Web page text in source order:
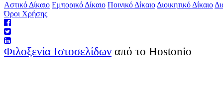
Αστικό Δίκαιο Εμπορικό Δίκαιο Ποινικό Δίκαιο Διοικητικό Δίκαιο
Όροι Χρήσης
Φιλοξενία Ιστοσελίδων από το Hostonio